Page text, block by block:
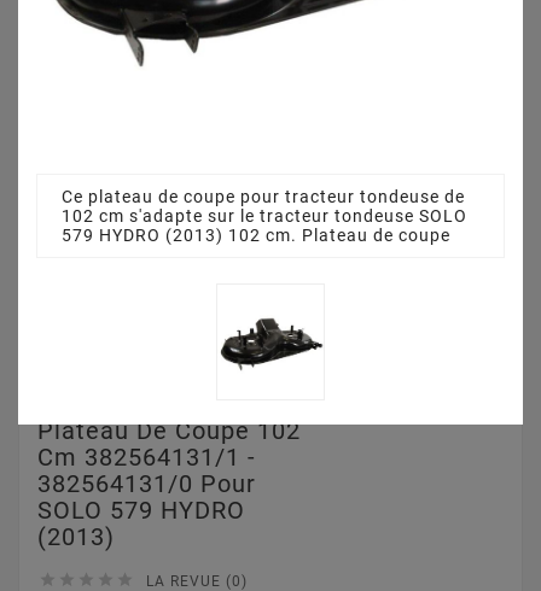
Plateau De Coupe 102
Cm 382564131/1 -
382564131/0 Pour
SOLO 579 HYDRO
(2013)
     LA REVUE (0)
Ce plateau de coupe pour tracteur tondeuse de
102 cm s'adapte sur le tracteur tondeuse SOLO
579 HYDRO (2013) 102 cm. Plateau de coupe